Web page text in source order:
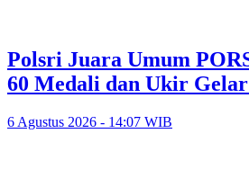
Polsri Juara Umum
60 Medali dan Ukir
6 Agustus 2026 - 14:07 WIB